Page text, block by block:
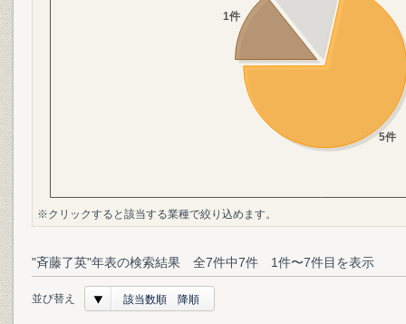
※クリックすると該当する業種で絞り込めます。
"斉藤了英"年表の検索結果 全7件中7件 1件〜7件目を表示
並び替え 該当数順 降順